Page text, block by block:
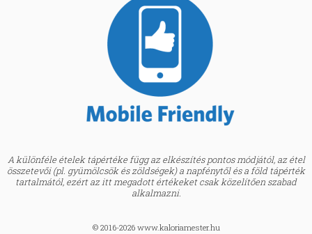
A különféle ételek tápértéke függ az elkészítés pontos módjától, az étel
összetevői (pl. gyümölcsök és zöldségek) a napfénytől és a föld tápérték
tartalmától, ezért az itt megadott értékeket csak közelítően szabad
alkalmazni.
© 2016-2026 www.kaloriamester.hu